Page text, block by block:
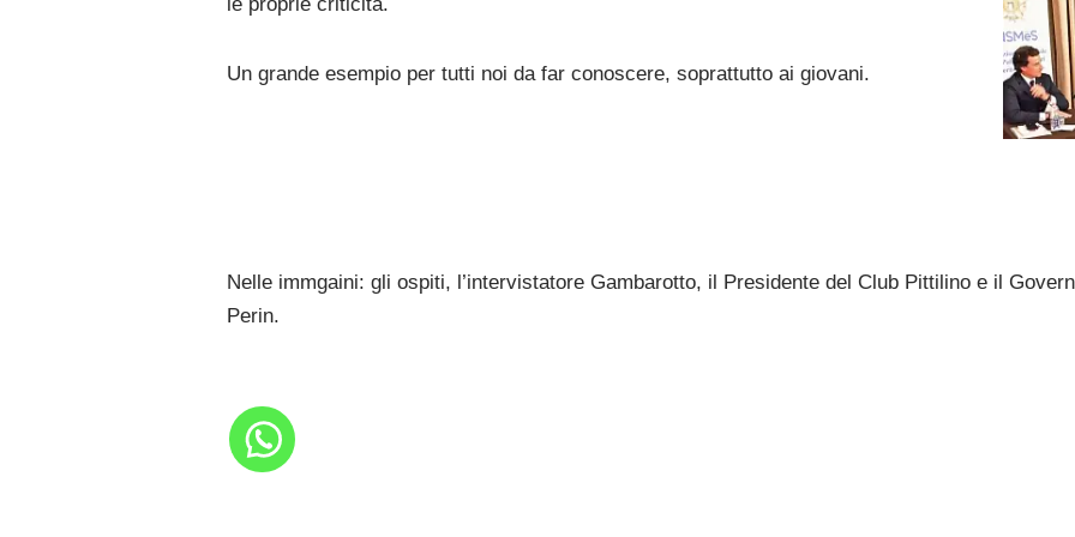
Un grande esempio per tutti noi da far conoscere, soprattutto ai giovani.
Nelle immgaini: gli ospiti, l’intervistatore Gambarotto, il Presidente del Club Pittilino e il
Perin.